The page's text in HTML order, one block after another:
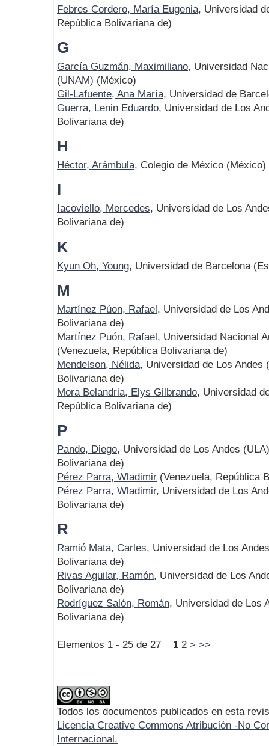
Febres Cordero, María Eugenia, Universidad
República Bolivariana de)
G
García Guzmán, Maximiliano, Universidad
(UNAM) (México)
Gil-Lafuente, Ana María, Universidad de
Guerra, Lenin Eduardo, Universidad de Los
Bolivariana de)
H
Héctor, Arámbula, Colegio de México (México)
I
Iacoviello, Mercedes, Universidad de Los
Bolivariana de)
K
Kyun Oh, Young, Universidad de Barcelona
M
Martínez Púon, Rafael, Universidad de Los
Bolivariana de)
Martínez Puón, Rafael, Universidad Nacional
(Venezuela, República Bolivariana de)
Mendelson, Nélida, Universidad de Los Andes
Bolivariana de)
Mora Belandria, Elys Gilbrando, Universidad
República Bolivariana de)
P
Pando, Diego, Universidad de Los Andes
Bolivariana de)
Pérez Parra, Wladimir (Venezuela, República
Pérez Parra, Wladimir, Universidad de Los
Bolivariana de)
R
Ramió Mata, Carles, Universidad de Los
Bolivariana de)
Rivas Aguilar, Ramón, Universidad de Los
Bolivariana de)
Rodríguez Salón, Román, Universidad de Los
Bolivariana de)
Elementos 1 - 25 de 27 1 2 > >>
Todos los documentos publicados en esta
Licencia Creative Commons Atribución -No
Internacional.